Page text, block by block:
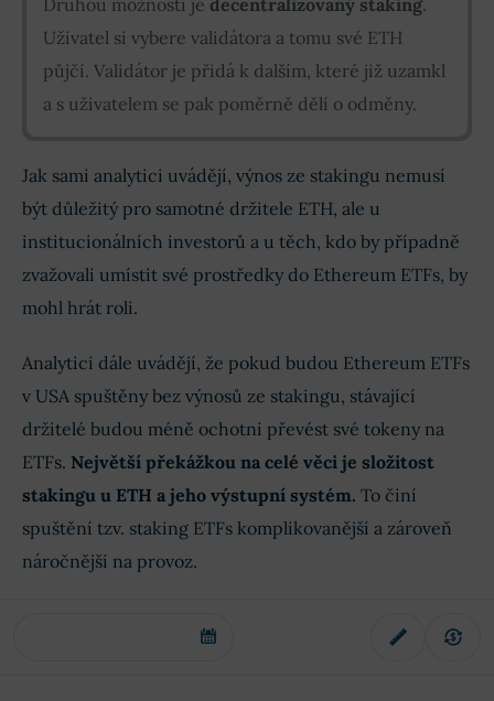
Uživatel si vybere validátora a tomu své ETH
půjčí. Validátor je přidá k dalším, které již uzamkl
a s uživatelem se pak poměrně dělí o odměny.
Jak sami analytici uvádějí, výnos ze stakingu nemusí
být důležitý pro samotné držitele ETH, ale u
institucionálních investorů a u těch, kdo by případně
zvažovali umístit své prostředky do Ethereum ETFs, by
mohl hrát roli.
Analytici dále uvádějí, že pokud budou Ethereum ETFs
v USA spuštěny bez výnosů ze stakingu, stávající
držitelé budou méně ochotni převést své tokeny na
ETFs. Největší překážkou na celé věci je složitost
stakingu u ETH a jeho výstupní systém. To činí
spuštění tzv. staking ETFs komplikovanější a zároveň
náročnější na provoz.